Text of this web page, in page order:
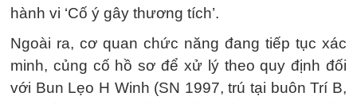
hành vi ‘Cố ý gây thương tích’.
Ngoài ra, cơ quan chức năng đang tiếp tục xác
minh, củng cố hồ sơ để xử lý theo quy định đối
với Bun Lẹo H Winh (SN 1997, trú tại buôn Trí B,